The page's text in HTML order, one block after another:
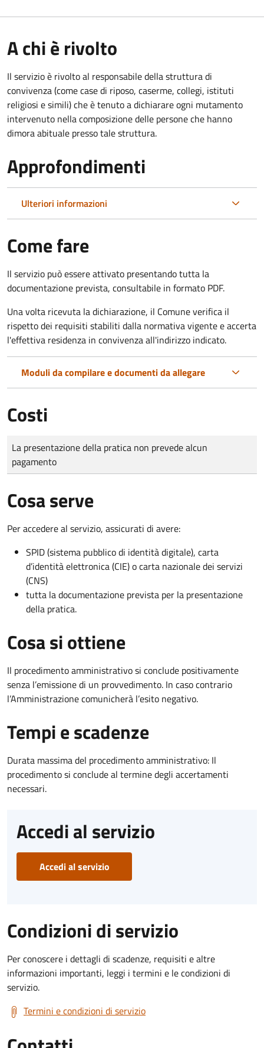
A chi è rivolto
Il servizio è rivolto al responsabile della struttura di
convivenza (come case di riposo, caserme, collegi, istituti
religiosi e simili) che è tenuto a dichiarare ogni mutamento
intervenuto nella composizione delle persone che hanno
dimora abituale presso tale struttura.
Approfondimenti
Ulteriori informazioni
Come fare
Il servizio può essere attivato presentando tutta la
documentazione prevista, consultabile in formato PDF.
Una volta ricevuta la dichiarazione, il Comune verifica il
rispetto dei requisiti stabiliti dalla normativa vigente e accerta
l'effettiva residenza in convivenza all'indirizzo indicato.
Moduli da compilare e documenti da allegare
Costi
Tipo di pagamento
Importo
La presentazione della pratica non prevede alcun
pagamento
Cosa serve
Per accedere al servizio, assicurati di avere:
SPID (sistema pubblico di identità digitale), carta
d’identità elettronica (CIE) o carta nazionale dei servizi
(CNS)
tutta la documentazione prevista per la presentazione
della pratica.
Cosa si ottiene
Il procedimento amministrativo si conclude positivamente
senza l’emissione di un provvedimento. In caso contrario
l’Amministrazione comunicherà l’esito negativo.
Tempi e scadenze
Durata massima del procedimento amministrativo: Il
procedimento si conclude al termine degli accertamenti
necessari.
Accedi al servizio
Accedi al servizio
Condizioni di servizio
Per conoscere i dettagli di scadenze, requisiti e altre
informazioni importanti, leggi i termini e le condizioni di
servizio.
Termini e condizioni di servizio